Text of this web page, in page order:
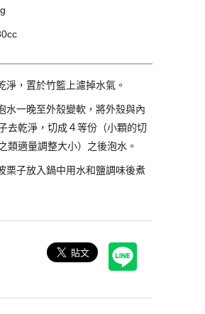
淨，置於竹籃上濾掉水氣。
水一晚至外殼變軟，將外殼與內
去乾淨，切成４等份（小顆的切
類適量調整大小）之後泡水。
栗子放入鍋中用水和鹽調味後煮